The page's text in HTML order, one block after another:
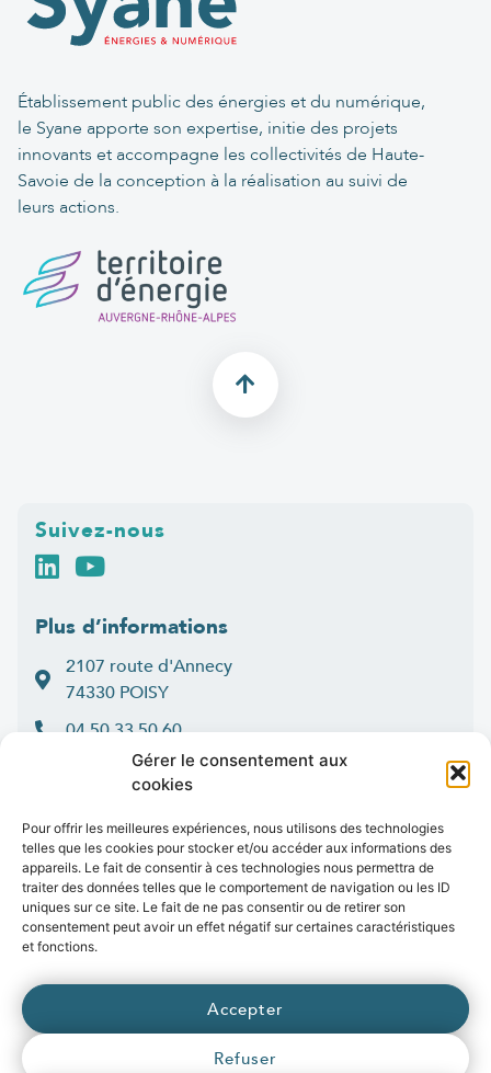
Gérer le consentement aux
cookies
Pour offrir les meilleures expériences, nous utilisons des technologies
telles que les cookies pour stocker et/ou accéder aux informations des
appareils. Le fait de consentir à ces technologies nous permettra de
traiter des données telles que le comportement de navigation ou les ID
uniques sur ce site. Le fait de ne pas consentir ou de retirer son
consentement peut avoir un effet négatif sur certaines caractéristiques
et fonctions.
Accepter
Refuser
Établissement public des énergies et du numérique,
le Syane apporte son expertise, initie des projets
innovants et accompagne les collectivités de Haute-
Savoie de la conception à la réalisation au suivi de
leurs actions.
Suivez-nous
Plus d’informations
2107 route d'Annecy
74330 POISY
04 50 33 50 60
Lun > jeu : 9h-12h et 14h-16h30
9h-12h et 14h-16h
Contact
Marchés publicsPressePublications VidéosOpen data
fibre syanchaleur.fr
/
eborn.fr